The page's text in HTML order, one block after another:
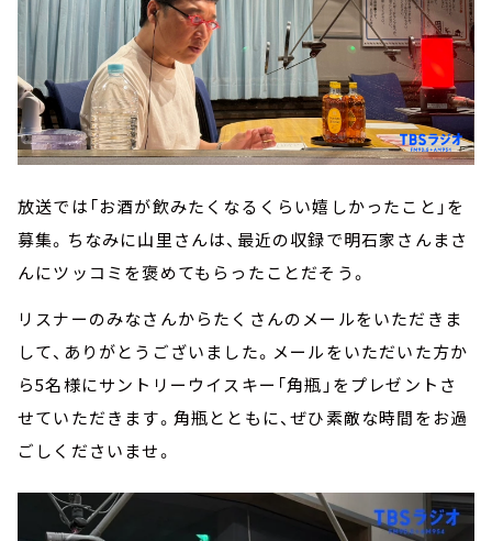
放送では「お酒が飲みたくなるくらい嬉しかったこと」を
募集。ちなみに山里さんは、最近の収録で明石家さんまさ
んにツッコミを褒めてもらったことだそう。
リスナーのみなさんからたくさんのメールをいただきま
して、ありがとうございました。メールをいただいた方か
ら5名様にサントリーウイスキー「角瓶」をプレゼントさ
せていただきます。角瓶とともに、ぜひ素敵な時間をお過
ごしくださいませ。